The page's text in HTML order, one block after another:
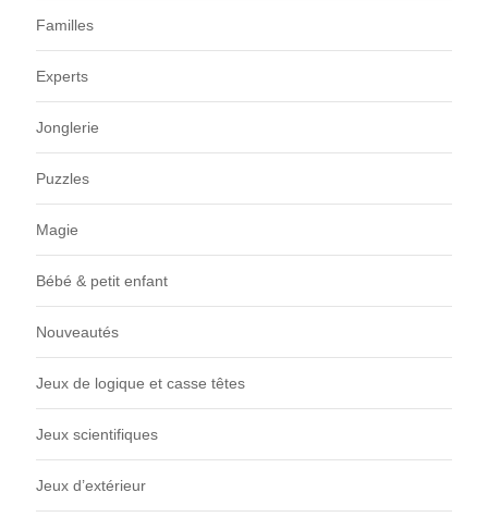
Familles
Experts
Jonglerie
Puzzles
Magie
Bébé & petit enfant
Nouveautés
Jeux de logique et casse têtes
Jeux scientifiques
Jeux d’extérieur